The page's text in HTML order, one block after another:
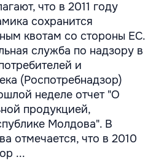
что в 2011 году
сохранится
квотам со стороны ЕС.
служба по надзору в
и
(Роспотребнадзор)
неделе отчет "О
продукцией,
Молдова". В
отмечается, что в 2010
...